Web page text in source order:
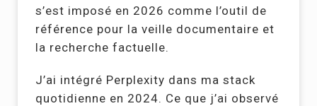
s’est imposé en 2026 comme l’outil de
référence pour la veille documentaire et
la recherche factuelle.
J’ai intégré Perplexity dans ma stack
quotidienne en 2024. Ce que j’ai observé